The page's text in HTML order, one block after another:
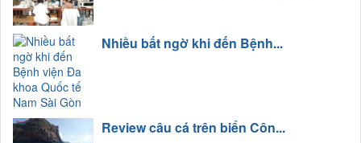
Nhiều bất ngờ khi đến Bệnh...
Review câu cá trên biển Côn...